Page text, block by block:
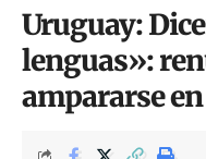
Uruguay:
lenguas»:
ampararse